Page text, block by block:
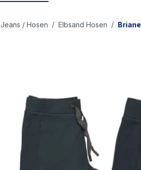
Jeans / Hosen / Elbsand Hosen / Briane